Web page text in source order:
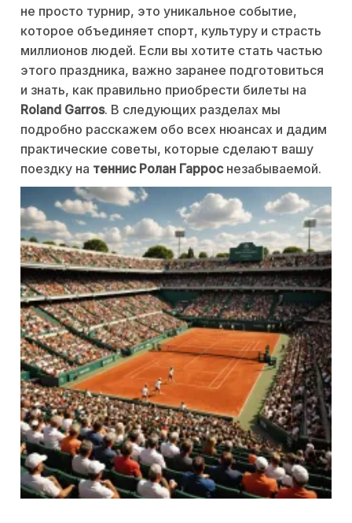
не просто турнир, это уникальное событие,
которое объединяет спорт, культуру и страсть
миллионов людей. Если вы хотите стать частью
этого праздника, важно заранее подготовиться
и знать, как правильно приобрести билеты на
Roland Garros. В следующих разделах мы
подробно расскажем обо всех нюансах и дадим
практические советы, которые сделают вашу
поездку на теннис Ролан Гарроснезабываемой.